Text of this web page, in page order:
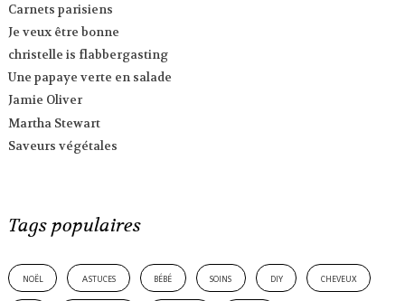
Carnets parisiens
Je veux être bonne
christelle is flabbergasting
Une papaye verte en salade
Jamie Oliver
Martha Stewart
Saveurs végétales
Tags populaires
noël astuces bébé soins diy cheveux